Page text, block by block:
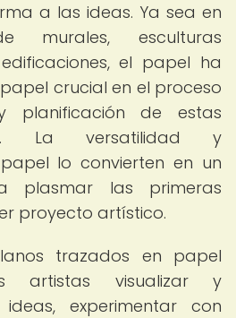
a las ideas. Ya sea en
murales, esculturas
el papel ha
crucial en el proceso
planificación de estas
La versatilidad y
lo convierten en un
plasmar las primeras
proyecto artístico.
trazados en papel
artistas visualizar y
experimentar con